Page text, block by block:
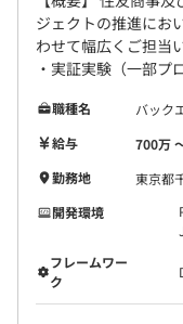
ジェクトの推進にお
わせて幅広くご担当
・実証実験（一部プ
職種名
バック
給与
700万
勤務地
東京都
開発環境
フレームワー
ク